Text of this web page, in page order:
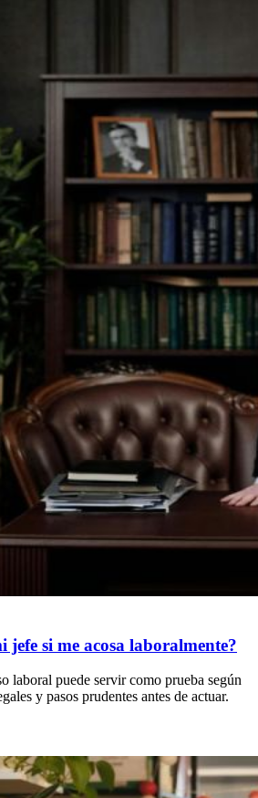
jefe si me acosa laboralmente?
laboral puede servir como prueba según
y pasos prudentes antes de actuar.